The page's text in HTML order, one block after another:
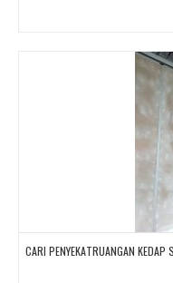
CARI PENYEKATRUANGAN